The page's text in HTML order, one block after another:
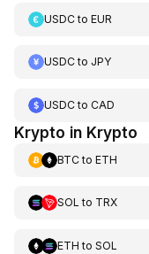
USDCto EUR
USDCto JPY
USDCto CAD
Krypto in Krypto
BTCto ETH
SOL to TRX
ETH to SOL